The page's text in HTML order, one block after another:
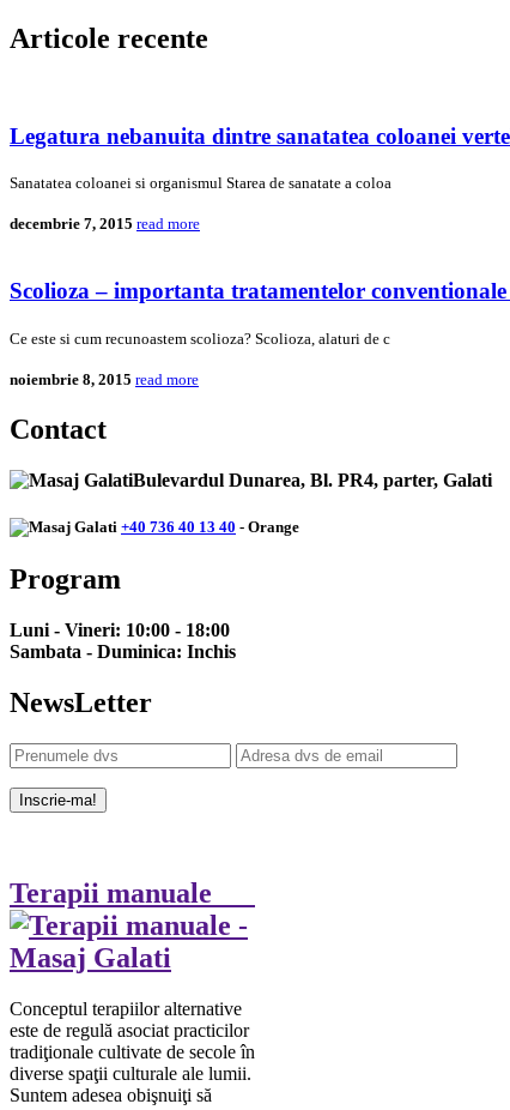
Articole recente
Legatura nebanuita dintre sanatatea coloanei
Sanatatea coloanei si organismul Starea de sanatate a coloa
decembrie 7, 2015 read more
Scolioza – importanta tratamentelor
Ce este si cum recunoastem scolioza? Scolioza, alaturi de c
noiembrie 8, 2015 read more
Contact
Bulevardul Dunarea, Bl. PR4, parter, Galati
+40 736 40 13 40 - Orange
Program
Luni - Vineri: 10:00 - 18:00
Sambata - Duminica: Inchis
NewsLetter
Terapii manuale
Conceptul terapiilor alternative
este de regulă asociat practicilor
tradiţionale cultivate de secole în
diverse spaţii culturale ale lumii.
Suntem adesea obişnuiţi să